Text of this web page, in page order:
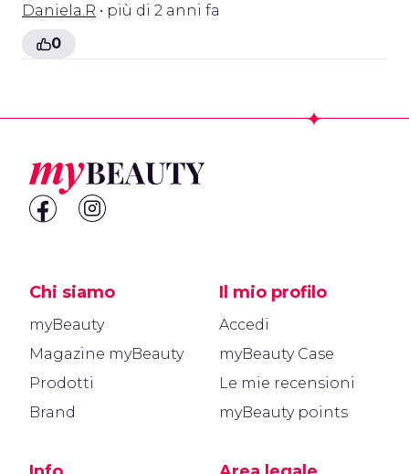
Daniela.R • più di 2 anni fa
0
Chi siamo
myBeauty
Magazine myBeauty
Prodotti
Brand
Il mio profilo
Accedi
myBeauty Case
Le mie recensioni
myBeauty points